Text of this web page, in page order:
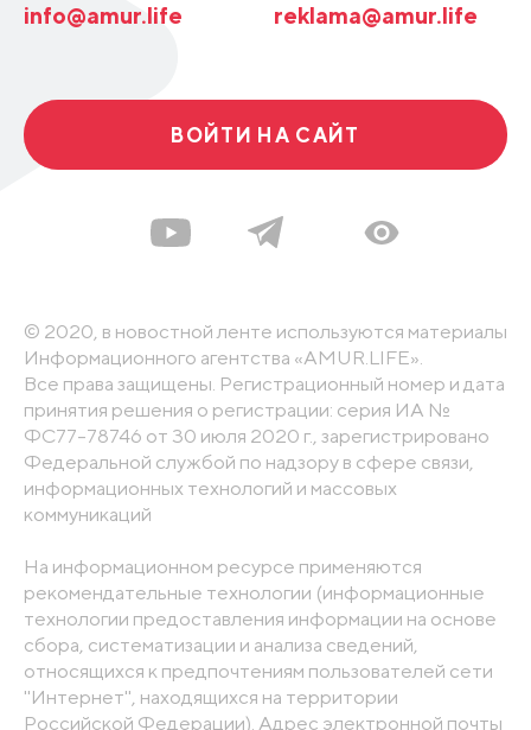
info@amur.life reklama@amur.life
ВОЙТИ НА САЙТ
© 2020, в новостной ленте используются материалы
Информационного агентства «AMUR.LIFE».
Все права защищены. Регистрационный номер и дата
принятия решения о регистрации: серия ИА №
ФС77-78746 от 30 июля 2020 г., зарегистрировано
Федеральной службой по надзору в сфере связи,
информационных технологий и массовых
коммуникаций
На информационном ресурсе применяются
рекомендательные технологии (информационные
технологии предоставления информации на основе
сбора, систематизации и анализа сведений,
относящихся к предпочтениям пользователей сети
"Интернет", находящихся на территории
Российской Федерации). Адрес электронной почты